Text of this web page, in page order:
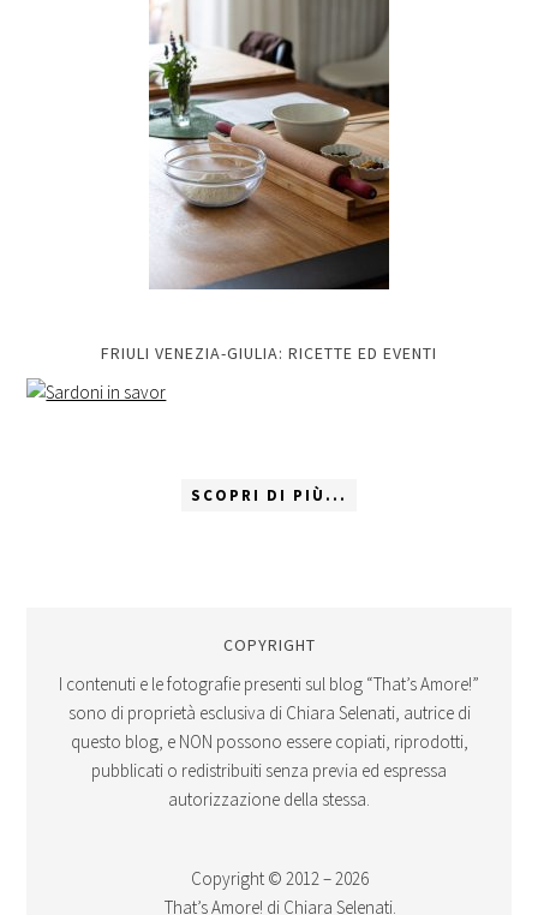
FRIULI VENEZIA-GIULIA: RICETTE ED EVENTI
SCOPRI DI PIÙ...
COPYRIGHT
I contenuti e le fotografie presenti sul blog “That’s Amore!”
sono di proprietà esclusiva di Chiara Selenati, autrice di
questo blog, e NON possono essere copiati, riprodotti,
pubblicati o redistribuiti senza previa ed espressa
autorizzazione della stessa.
Copyright © 2012 – 2026
That’s Amore! di Chiara Selenati.